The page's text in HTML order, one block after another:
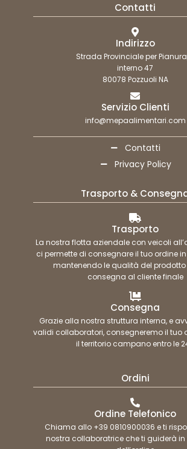
Contatti
Indirizzo
Strada Provinciale per
interno 47
80078 Pozzuoli NA
Servizio Clienti
info@mepaalimentari.com
Contatti
Privacy Policy
Trasporto &
Trasporto
La nostra flotta aziendale con veicoli
ci permette di consegnare il tuo ordine
mantenendo le qualità del
consegna al cliente finale
Consegna
Grazie alla nostra struttura interna, e
validi collaboratori, consegneremo il tuo
il territorio campano entro le
Ordini
Ordine Telefonico
Chiama allo +39 0810900036 e ti
nostra collaboratrice che ti guiderà